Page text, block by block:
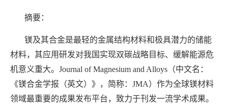
摘要：
镁及其合金是最轻的金属结构材料和极具潜力的储能
材料，其应用研发对我国实现双碳战略目标、缓解能源危
机意义重大。Journal of Magnesium and Alloys（中文名：
《镁合金学报（英文）》，简称：JMA）作为全球镁材料
领域最重要的成果发布平台，致力于刊发一流学术成果。